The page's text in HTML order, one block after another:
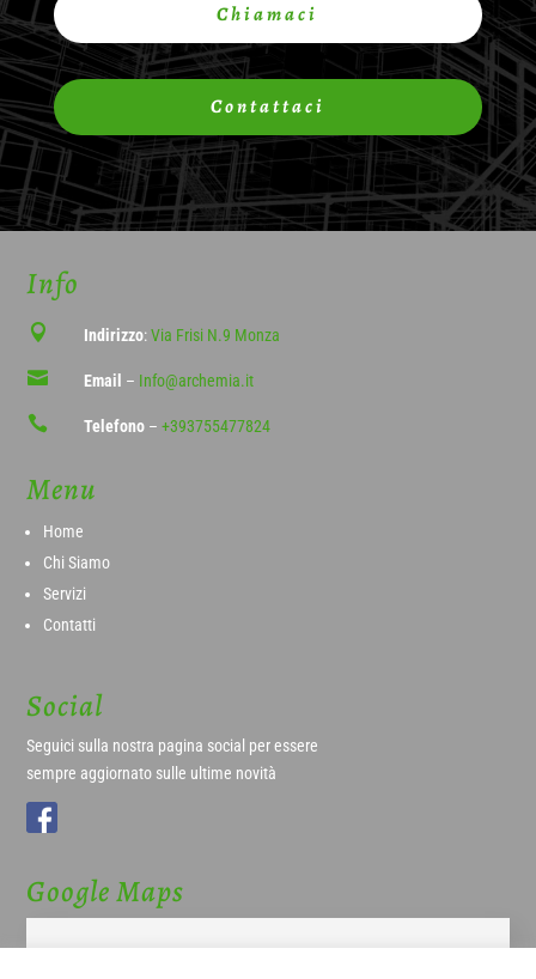
Chiamaci
Contattaci
Info
 Indirizzo:Via Frisi N.9 Monza
 Email – Info@archemia.it
 Telefono– +393755477824
Menu
Home
Chi Siamo
Servizi
Contatti
Social
Seguici sulla nostra pagina social per essere
sempre aggiornato sulle ultime novità
Google Maps